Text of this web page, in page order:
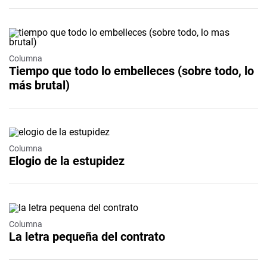
Columna
Tiempo que todo lo embelleces (sobre todo, lo
más brutal)
Columna
Elogio de la estupidez
Columna
La letra pequeña del contrato